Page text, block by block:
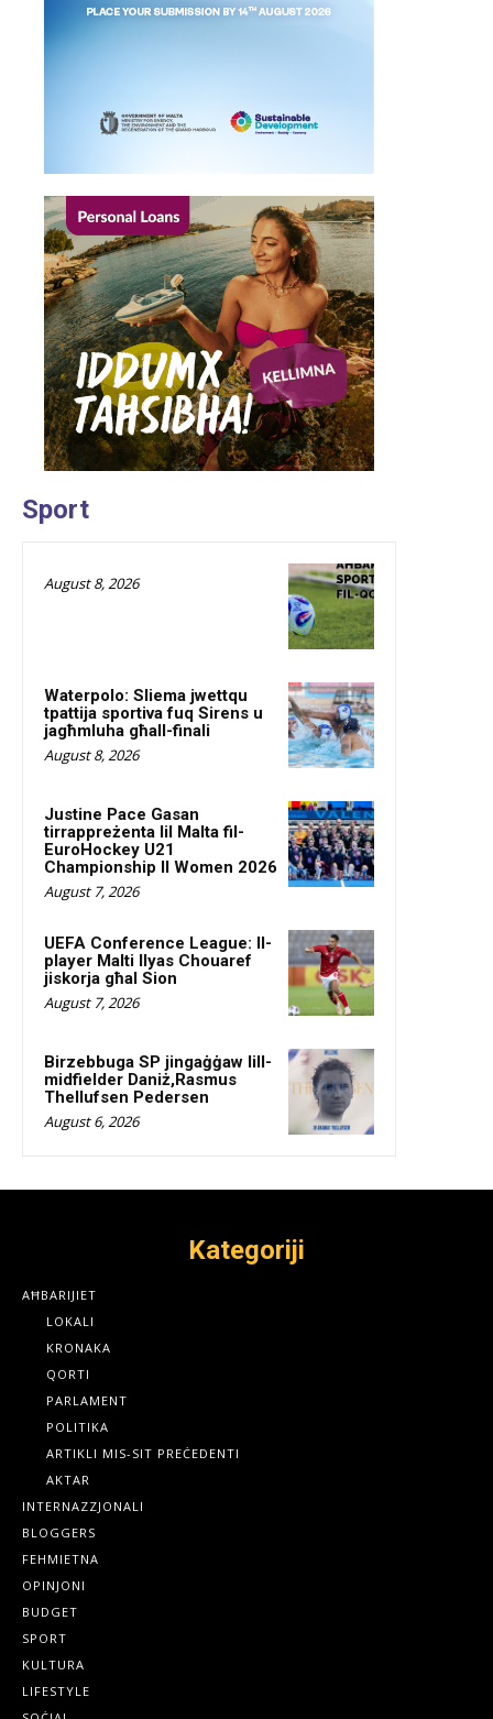
Sport
August 8, 2026
Waterpolo: Sliema jwettqu
tpattija sportiva fuq Sirens u
jagħmluha għall-finali
August 8, 2026
Justine Pace Gasan
tirrappreżenta lil Malta fil-
EuroHockey U21
Championship II Women 2026
August 7, 2026
UEFA Conference League: Il-
player Malti Ilyas Chouaref
jiskorja għal Sion
August 7, 2026
Birzebbuga SP jingaġġaw lill-
midfielder Daniż,Rasmus
Thellufsen Pedersen
August 6, 2026
Kategoriji
AĦBARIJIET
LOKALI
KRONAKA
QORTI
PARLAMENT
POLITIKA
ARTIKLI MIS-SIT PREĊEDENTI
AKTAR
INTERNAZZJONALI
BLOGGERS
FEHMIETNA
OPINJONI
BUDGET
SPORT
KULTURA
LIFESTYLE